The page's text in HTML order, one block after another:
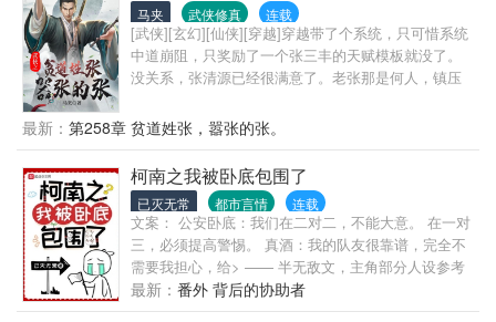
马夹 武侠修真 连载
[武侠][玄幻][仙侠][穿越]穿越带了个系统，只可惜系统
中道崩阻，只奖励了一个张三丰的天赋模板就没了。
没关系，张清源已经很满意了。老张那是何人，镇压
年后，张清源嘿嘿一笑：看贫道来个甲子荡魔。逍遥
万世！自此，大乾王朝多了个张真人！
最新： 第258章 贫道姓张，嚣张的张。
柯南之我被卧底包围了
已灭无常 都市言情 连载
文案： 公安卧底：我们在二对二，不能大意。 在一对
三，必须提高警惕。 真酒：我的队友很靠谱，完全不
需要我担心，给> —— 半无敌文，主角部分人设参考
文豪野犬太宰治。 无女主，男主钞性恋。 —— 书友
群：106751716
最新： 番外 背后的协助者